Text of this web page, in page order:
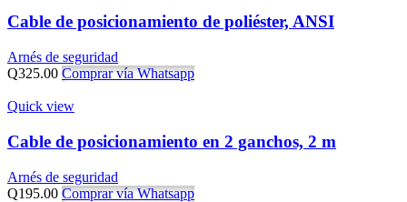
Cable de posicionamiento de poliéster, ANSI
Arnés de seguridad
Q325.00 Comprar vía Whatsapp
Quick view
Cable de posicionamiento en 2 ganchos, 2 m
Arnés de seguridad
Q195.00 Comprar vía Whatsapp